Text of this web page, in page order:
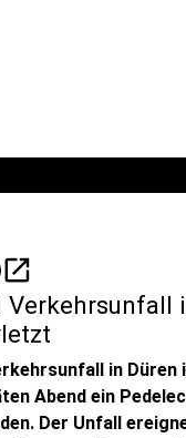
open_in_new
Verkehrsunfall
in
Abend ein
Der Unfall